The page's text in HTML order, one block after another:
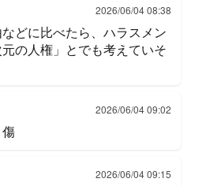
2026/06/04 08:38
などに比べたら、ハラスメン
の人権」とでも考えていそ
2026/06/04 09:02
2026/06/04 09:15